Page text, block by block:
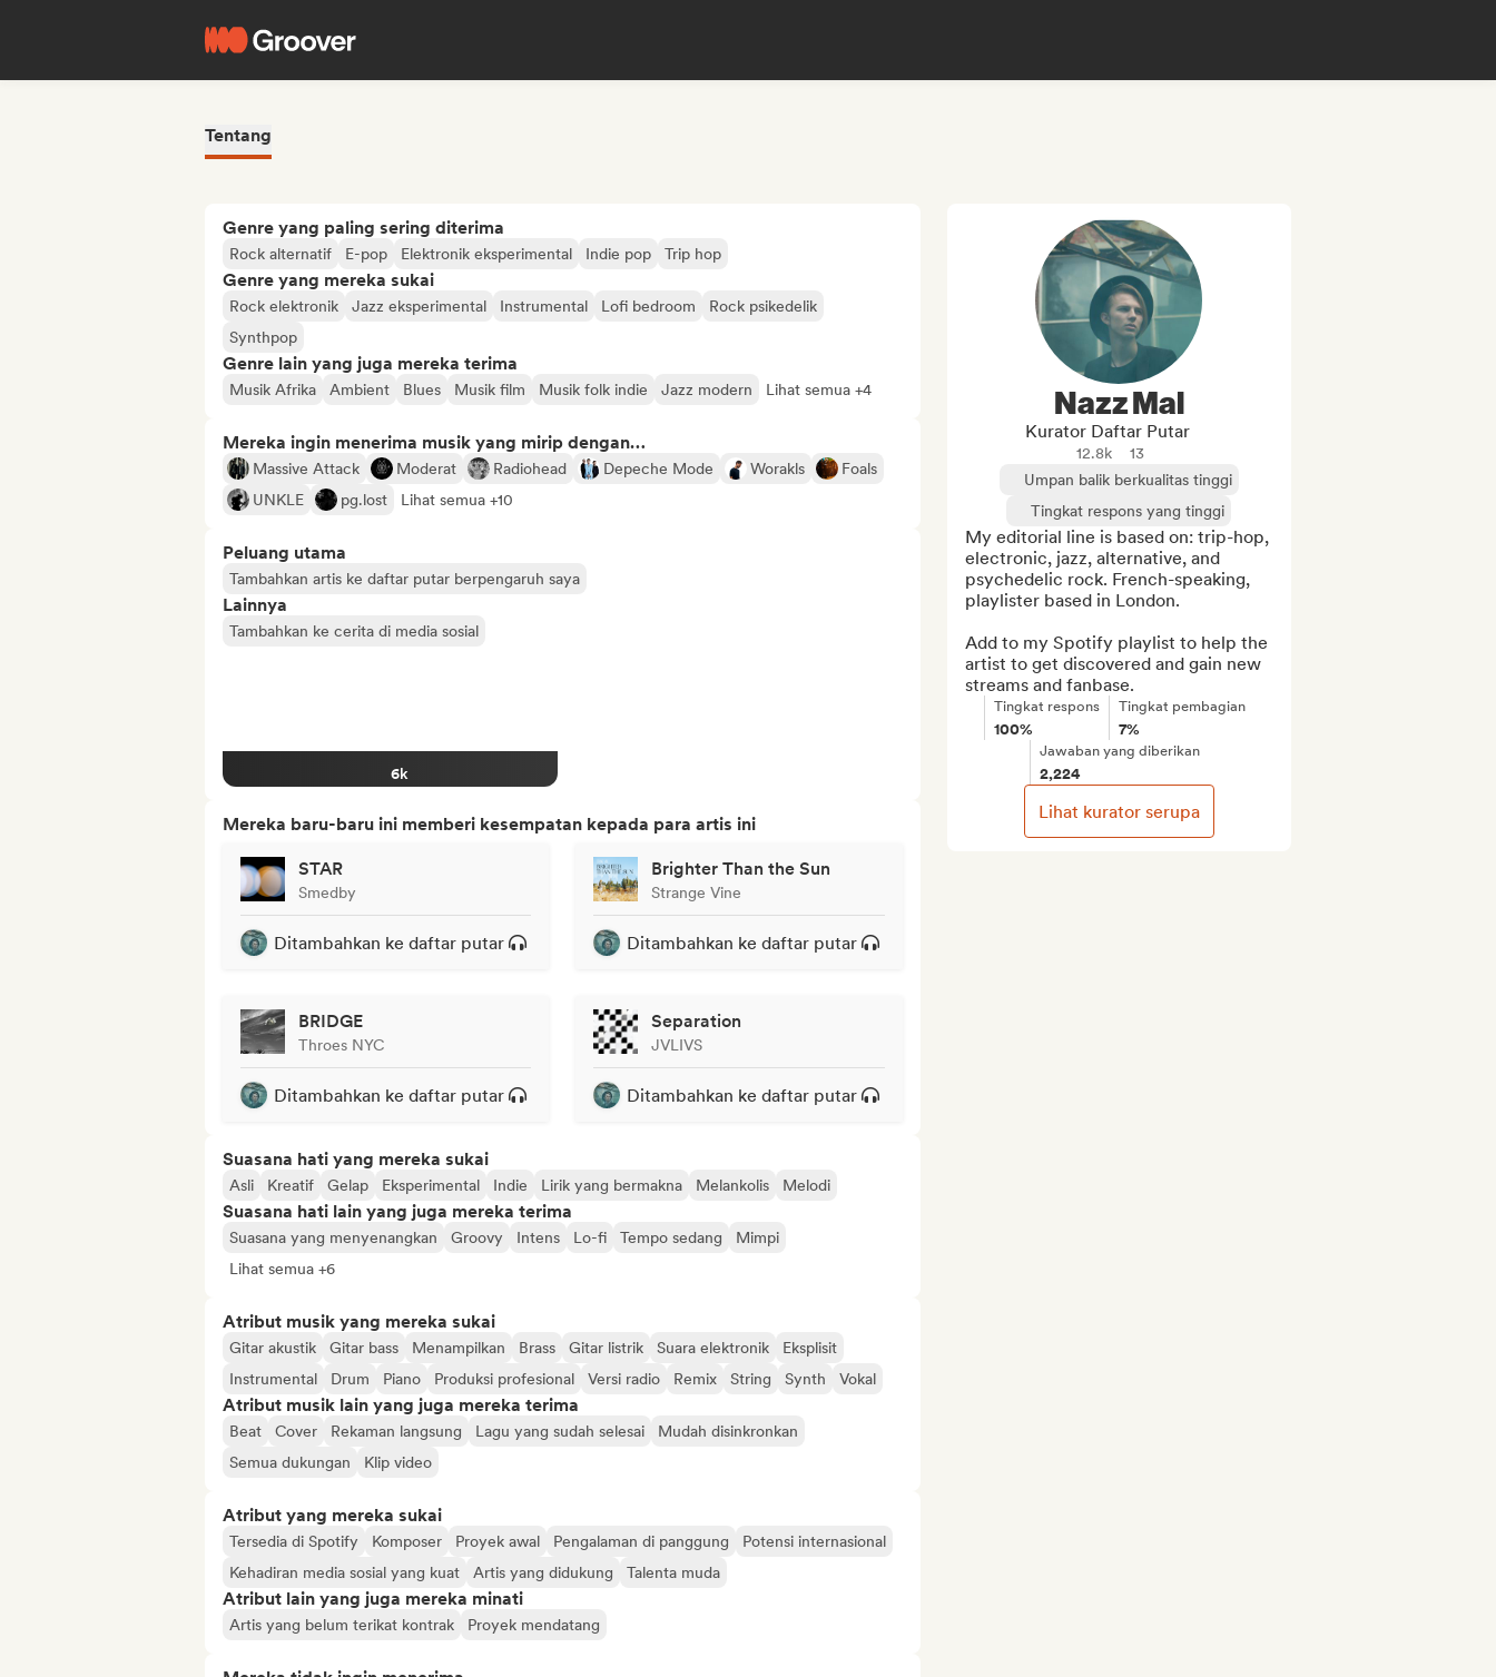
Tentang
Genre yang paling sering diterima
Rock alternatif E-pop Elektronik eksperimental Indie pop Trip hop
Genre yang mereka sukai
Rock elektronik Jazz eksperimental Instrumental Lofi bedroom
Rock psikedelik
Synthpop
Genre lain yang juga mereka terima
Musik Afrika Ambient Blues Musik film Musik folk indie Jazz modern Lihat semua +4
Mereka ingin menerima musik yang mirip dengan…
Massive Attack Moderat Radiohead Depeche Mode Worakls
Foals
UNKLE
pg.lost Lihat semua +10
Peluang utama
Tambahkan artis ke daftar putar berpengaruh saya
Lainnya
Tambahkan ke cerita di media sosial
6k
Mereka baru-baru ini memberi kesempatan kepada para artis ini
STAR
Smedby
Ditambahkan ke daftar putar
Brighter Than the Sun
Strange Vine
Ditambahkan ke daftar putar
BRIDGE
Throes NYC
Ditambahkan ke daftar putar
Separation
JVLIVS
Ditambahkan ke daftar putar
Suasana hati yang mereka sukai
Asli Kreatif Gelap Eksperimental Indie Lirik yang bermakna Melankolis Melodi
Suasana hati lain yang juga mereka terima
Suasana yang menyenangkan Groovy Intens Lo-fi Tempo sedang
Mimpi
Lihat semua +6
Atribut musik yang mereka sukai
Gitar akustik Gitar bass Menampilkan Brass Gitar listrik Suara elektronik
Eksplisit
Instrumental
Drum Piano Produksi profesional Versi radio Remix String Synth Vokal
Atribut musik lain yang juga mereka terima
Beat Cover Rekaman langsung Lagu yang sudah selesai
Mudah disinkronkan
Semua dukungan
Klip video
Atribut yang mereka sukai
Tersedia di Spotify Komposer Proyek awal Pengalaman di panggung
Potensi internasional
Kehadiran media sosial yang kuat
Artis yang didukung Talenta muda
Atribut lain yang juga mereka minati
Artis yang belum terikat kontrak Proyek mendatang
Nazz Mal
Kurator Daftar Putar
12.8k
13
Umpan balik berkualitas tinggi
Tingkat respons yang tinggi
My editorial line is based on: trip-hop,
electronic, jazz, alternative, and
psychedelic rock. French-speaking,
playlister based in London.
Add to my Spotify playlist to help the
artist to get discovered and gain new
streams and fanbase.
Tingkat respons
100%
Tingkat pembagian
7%
Jawaban yang diberikan
2,224
Lihat kurator serupa